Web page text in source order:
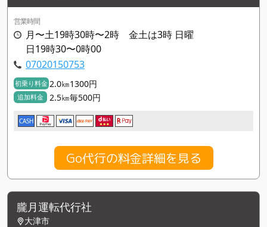
営業時間
月〜土19時30時〜2時 金土は3時 日曜
日19時30〜0時00
07020150753
初乗り料金 2.0㎞1300円
追加料金 2.5㎞毎500円
CASH
Go代行の料金詳細を見る
朧月運転代行社
大津市